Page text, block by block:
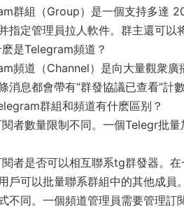
群組（Group）是一個支持多達
指定管理員拉人軟件。群主還可以
是Telegram頻道？
頻道（Channel）是向大量觀衆
消息都會帶有“群發協議已查看”計
群組和頻道有什麽區别？
者數量限制不同。一個Telegr批
者是否可以相互聯系tg群發器。
戶可以批量聯系群組中的其他成員。
不同。一個頻道管理員需要管理